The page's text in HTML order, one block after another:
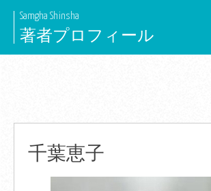
Skip
content
Samgha Shinsha
著者プロフィール
千葉恵子